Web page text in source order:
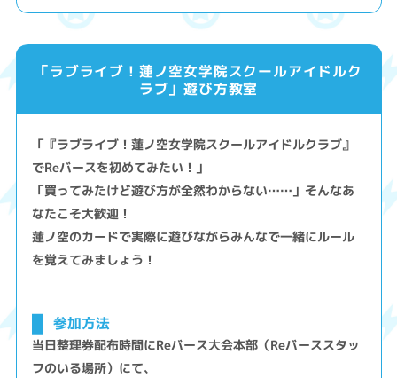
「ラブライブ！蓮ノ空女学院スクールアイドルク
ラブ」遊び方教室
「『ラブライブ！蓮ノ空女学院スクールアイドルクラブ』
でReバースを初めてみたい！」
「買ってみたけど遊び方が全然わからない……」そんなあ
なたこそ大歓迎！
蓮ノ空のカードで実際に遊びながらみんなで一緒にルール
を覚えてみましょう！
参加方法
当日整理券配布時間にReバース大会本部（Reバーススタッ
フのいる場所）にて、